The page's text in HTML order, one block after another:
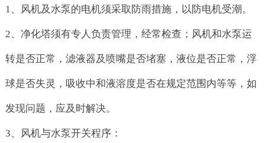
1、风机及水泵的电机须采取防雨措施，以防电机受潮。
2、净化塔须有专人负责管理，经常检查；风机和水泵运
转是否正常，滤液器及喷嘴是否堵塞，液位是否正常，浮
球是否失灵，吸收中和液溶度是否在规定范围内等等，如
发现问题，应及时解决。
3、风机与水泵开关程序：